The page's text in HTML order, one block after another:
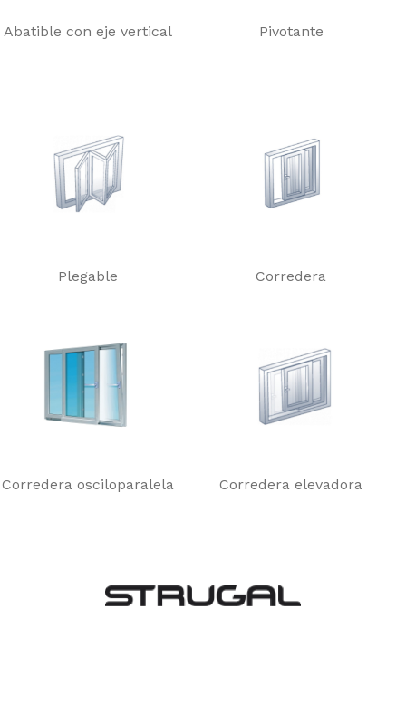
Abatible con eje vertical Pivotante
Plegable Corredera
Corredera osciloparalela Corredera elevadora